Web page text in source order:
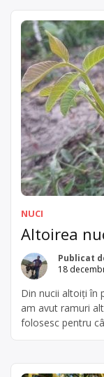
NUCI
Altoirea
Publicat
18
Din nucii altoiți în
am avut ramuri
folosesc pentru